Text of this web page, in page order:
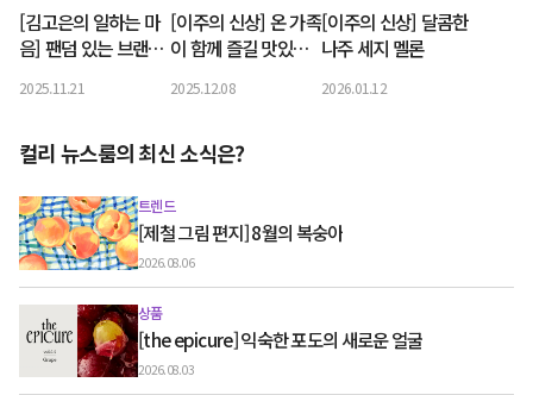
[김고은의 일하는 마
음] 팬덤 있는 브랜드
터’로 일한다는 것
2025.11.21
[이주의 신상] 온 가족
이 함께 즐길 맛있는
2025.12.08
[이주의 신상] 달콤한
나주 세지 멜론
2026.01.12
컬리 뉴스룸의 최신 소식은?
트렌드
[제철 그림 편지] 8월의 복숭아
2026.08.06
상품
[the epicure] 익숙한 포도의 새로운 얼굴
2026.08.03